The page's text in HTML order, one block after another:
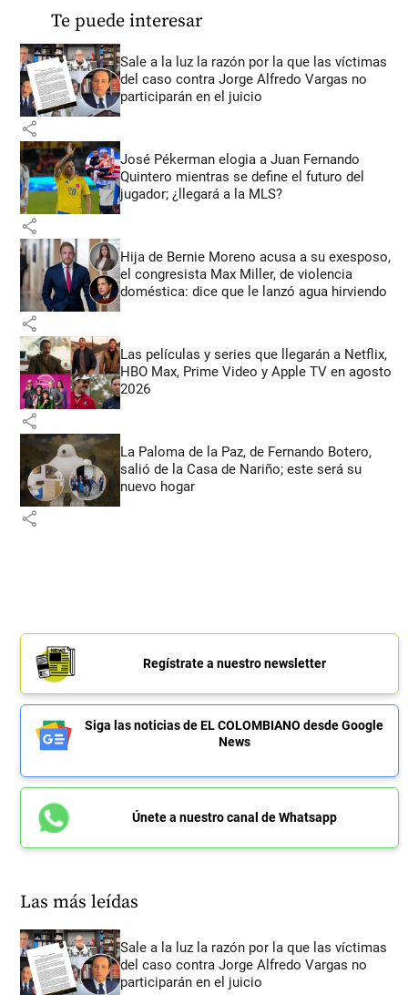
Te puede interesar
Sale a la luz la razón por la que las víctimas
del caso contra Jorge Alfredo Vargas no
participarán en el juicio
share
José Pékerman elogia a Juan Fernando
Quintero mientras se define el futuro del
jugador; ¿llegará a la MLS?
share
Hija de Bernie Moreno acusa a su exesposo,
el congresista Max Miller, de violencia
doméstica: dice que le lanzó agua hirviendo
share
Las películas y series que llegarán a Netflix,
HBO Max, Prime Video y Apple TV en agosto
2026
share
La Paloma de la Paz, de Fernando Botero,
salió de la Casa de Nariño; este será su
nuevo hogar
share
Regístrate a nuestro newsletter
Siga las noticias de EL COLOMBIANO desde Google
News
Únete a nuestro canal de Whatsapp
Las más leídas
Sale a la luz la razón por la que las víctimas
del caso contra Jorge Alfredo Vargas no
participarán en el juicio